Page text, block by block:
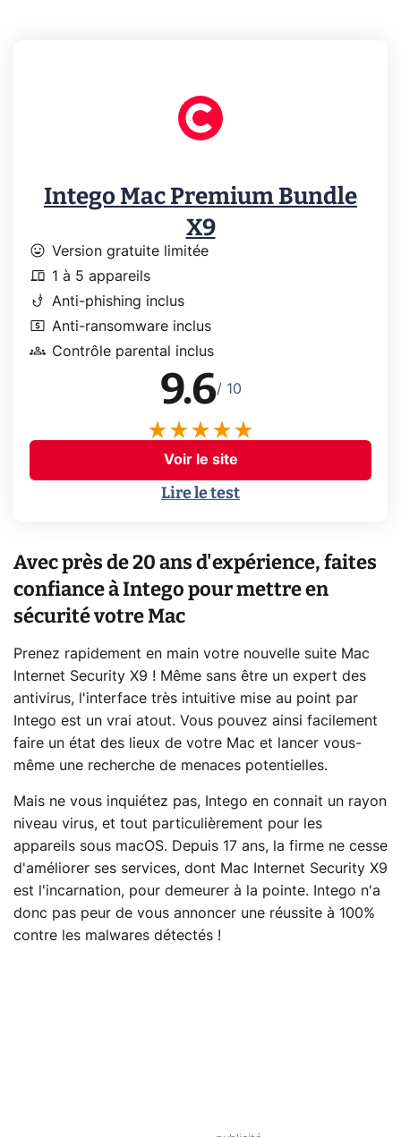
Intego Mac Premium Bundle
X9
mood Version gratuite limitée
devices 1 à 5 appareils
phishing Anti-phishing inclus
local_atm Anti-ransomware inclus
groups Contrôle parental inclus
9.6/ 10
Voir le site
Lire le test
Avec près de 20 ans d'expérience, faites
confiance à Intego pour mettre en
sécurité votre Mac
Prenez rapidement en main votre nouvelle suite Mac
Internet Security X9 ! Même sans être un expert des
antivirus, l'interface très intuitive mise au point par
Intego est un vrai atout. Vous pouvez ainsi facilement
faire un état des lieux de votre Mac et lancer vous-
même une recherche de menaces potentielles.
Mais ne vous inquiétez pas, Intego en connait un rayon
niveau virus, et tout particulièrement pour les
appareils sous macOS. Depuis 17 ans, la firme ne cesse
d'améliorer ses services, dont Mac Internet Security X9
est l'incarnation, pour demeurer à la pointe. Intego n'a
donc pas peur de vous annoncer une réussite à 100%
contre les malwares détectés !